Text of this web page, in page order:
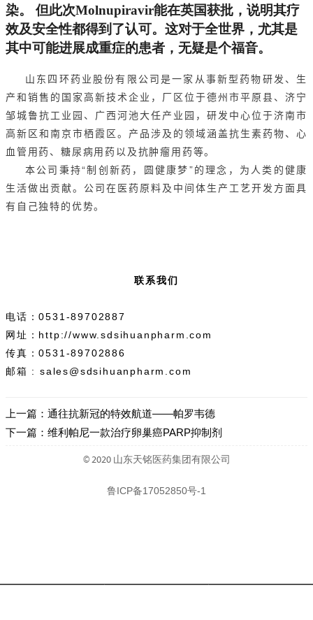
染。
但此次Molnupiravir能在英国获批，说明其疗
效及安全性都得到了认可。这对于全世界，尤其是
其中可能进展成重症的患者，无疑是个福音。
山东四环药业股份有限公司是一家从事新型药物研发、生
产和销售的国家高新技术企业，厂区位于德州市平原县、济宁
邹城鲁抗工业园、广西河池大任产业园，研发中心位于济南市
高新区和南京市栖霞区。产品涉及的领域涵盖抗生素药物、心
血管用药、糖尿病用药以及抗肿瘤用药等。
本公司秉持“制创新药，圆健康梦”的理念，为人类的健康
生活做出贡献。公司在医药原料及中间体生产工艺开发方面具
有自己独特的优势。
联系我们
电话：0531-89702887
网址：http://www.sdsihuanpharm.com
传真：0531-89702886
邮箱 : sales@sdsihuanpharm.com
上一篇： 通往抗新冠的特效航道——帕罗韦德
下一篇： 维利帕尼一款治疗卵巢癌PARP抑制剂
© 2020 山东天铭医药集团有限公司
鲁ICP备17052850号-1